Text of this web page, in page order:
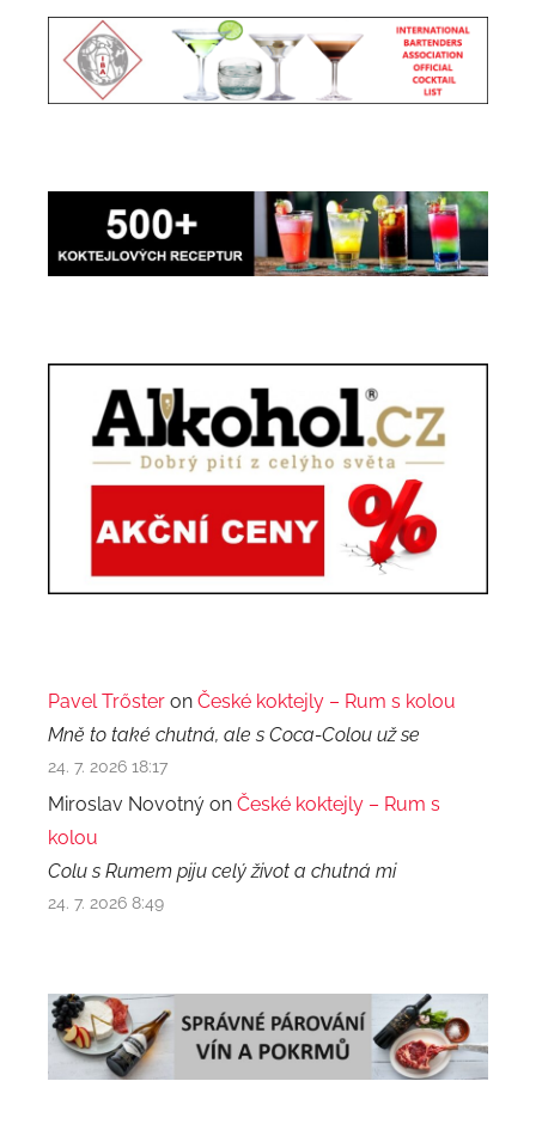
Pavel Trőster on České koktejly – Rum s kolou
Mně to také chutná, ale s Coca-Colou už se
24. 7. 2026 18:17
Miroslav Novotný on České koktejly – Rum s
kolou
Colu s Rumem piju celý život a chutná mi
24. 7. 2026 8:49